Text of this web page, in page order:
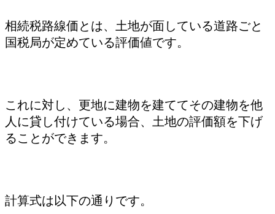
相続税路線価とは、土地が面している道路ごと
国税局が定めている評価値です。
これに対し、更地に建物を建ててその建物を他
人に貸し付けている場合、土地の評価額を下げ
ることができます。
計算式は以下の通りです。